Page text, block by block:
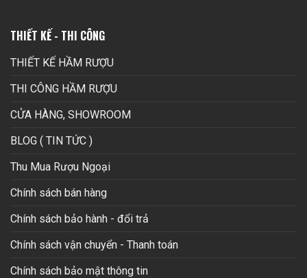
THIẾT KẾ - THI CÔNG
THIẾT KẾ HẦM RƯỢU
THI CÔNG HẦM RƯỢU
CỬA HÀNG, SHOWROOM
BLOG ( TIN TỨC )
Thu Mua Rượu Ngoại
Chính sách bán hàng
Chính sách bảo hành - đổi trả
Chính sách vận chuyển - Thanh toán
Chính sách bảo mật thông tin